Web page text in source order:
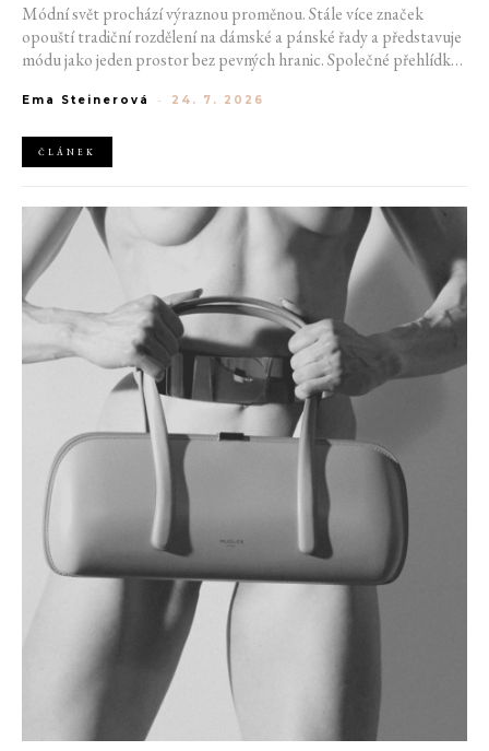
Módní svět prochází výraznou proměnou. Stále více značek
opouští tradiční rozdělení na dámské a pánské řady a představuje
módu jako jeden prostor bez pevných hranic. Společné přehlídky,
klasické týdny módy mohou brzy vypadat úplně jinak.
Ema Steinerová - 24. 7. 2026
ČLÁNEK